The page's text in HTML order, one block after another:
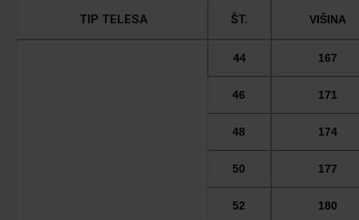
TIP TELESA ŠT. VIŠINA
44 167
46 171
48 174
50 177
52 180